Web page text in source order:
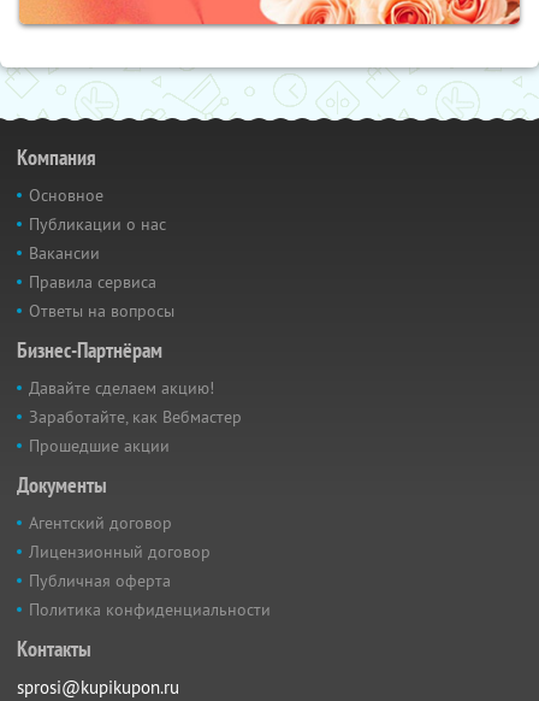
Компания
Основное
Публикации о нас
Вакансии
Правила сервиса
Ответы на вопросы
Бизнес-Партнёрам
Давайте сделаем акцию!
Заработайте, как Вебмастер
Прошедшие акции
Документы
Агентский договор
Лицензионный договор
Публичная оферта
Политика конфиденциальности
Контакты
sprosi@kupikupon.ru